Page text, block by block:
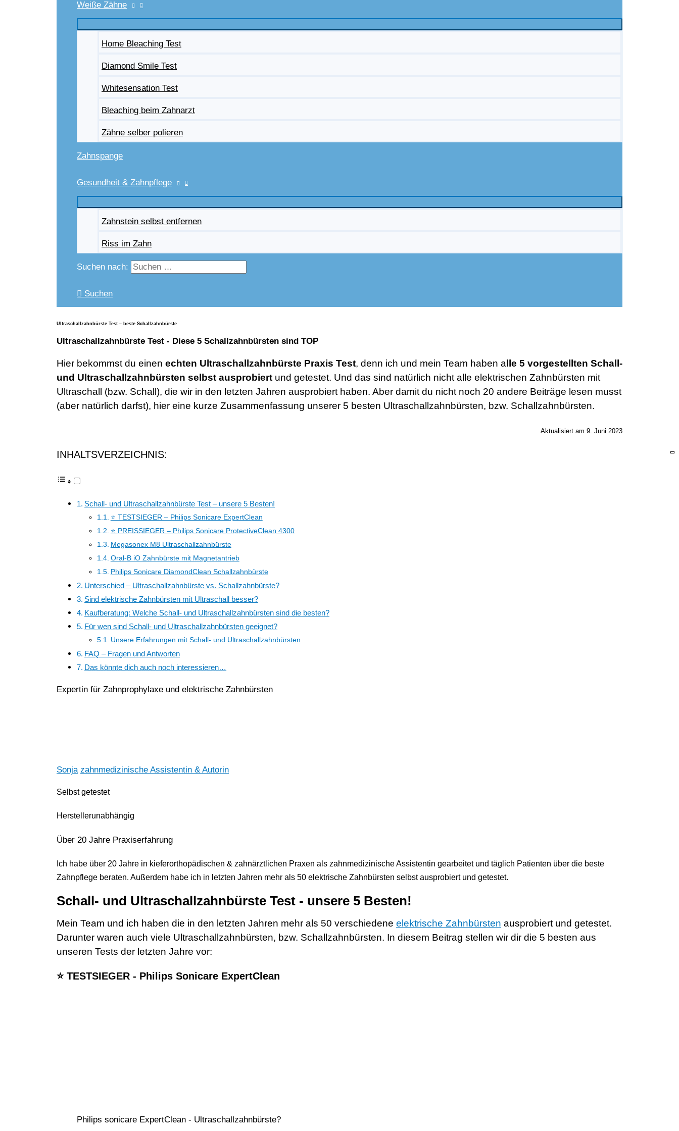
Weiße Zähne
Home Bleaching Test
Diamond Smile Test
Whitesensation Test
Bleaching beim Zahnarzt
Zähne selber polieren
Zahnspange
Gesundheit & Zahnpflege
Zahnstein selbst entfernen
Riss im Zahn
Suchen nach:
Suchen
Ultraschallzahnbürste Test – beste Schallzahnbürste
Ultraschallzahnbürste Test - Diese 5 Schallzahnbürsten sind TOP
Hier bekommst du einen echten Ultraschallzahnbürste Praxis Test, denn ich und mein Team haben a lle 5 vorgestellten Schall-
und Ultraschallzahnbürsten selbst ausprobiert und getestet. Und das sind natürlich nicht alle elektrischen Zahnbürsten mit
Ultraschall (bzw. Schall), die wir in den letzten Jahren ausprobiert haben. Aber damit du nicht noch 20 andere Beiträge lesen musst
(aber natürlich darfst), hier eine kurze Zusammenfassung unserer 5 besten Ultraschallzahnbürsten, bzw. Schallzahnbürsten.
Aktualisiert am 9. Juni 2023
INHALTSVERZEICHNIS:
Schall- und Ultraschallzahnbürste Test – unsere 5 Besten!
⭐ TESTSIEGER – Philips Sonicare ExpertClean
⭐ PREISSIEGER – Philips Sonicare ProtectiveClean 4300
Megasonex M8 Ultraschallzahnbürste
Oral-B iO Zahnbürste mit Magnetantrieb
Philips Sonicare DiamondClean Schallzahnbürste
Unterschied – Ultraschallzahnbürste vs. Schallzahnbürste?
Sind elektrische Zahnbürsten mit Ultraschall besser?
Kaufberatung: Welche Schall- und Ultraschallzahnbürsten sind die besten?
Für wen sind Schall- und Ultraschallzahnbürsten geeignet?
Unsere Erfahrungen mit Schall- und Ultraschallzahnbürsten
FAQ – Fragen und Antworten
Das könnte dich auch noch interessieren…
Expertin für Zahnprophylaxe und elektrische Zahnbürsten
Sonja zahnmedizinische Assistentin & Autorin
Selbst getestet
Herstellerunabhängig
Über 20 Jahre Praxiserfahrung
Ich habe über 20 Jahre in kieferorthopädischen & zahnärztlichen Praxen als zahnmedizinische Assistentin gearbeitet und täglich Patienten über die beste
Zahnpflege beraten. Außerdem habe ich in letzten Jahren mehr als 50 elektrische Zahnbürsten selbst ausprobiert und getestet.
Schall- und Ultraschallzahnbürste Test - unsere 5 Besten!
Mein Team und ich haben die in den letzten Jahren mehr als 50 verschiedene elektrische Zahnbürsten ausprobiert und getestet.
Darunter waren auch viele Ultraschallzahnbürsten, bzw. Schallzahnbürsten. In diesem Beitrag stellen wir dir die 5 besten aus
unseren Tests der letzten Jahre vor:
⭐ TESTSIEGER - Philips Sonicare ExpertClean
Philips sonicare ExpertClean - Ultraschallzahnbürste?